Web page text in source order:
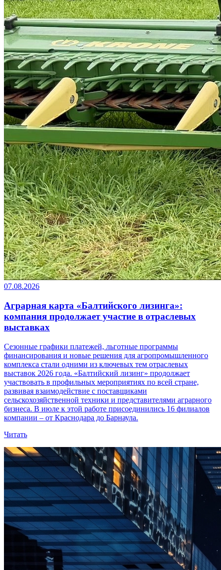
07.08.2026
Аграрная карта «Балтийского лизинга»:
компания продолжает участие в отраслевых
выставках
Сезонные графики платежей, льготные программы
финансирования и новые решения для агропромышленного
комплекса стали одними из ключевых тем отраслевых
выставок 2026 года. «Балтийский лизинг» продолжает
участвовать в профильных мероприятиях по всей стране,
развивая взаимодействие с поставщиками
сельскохозяйственной техники и представителями аграрного
бизнеса. В июле к этой работе присоединились 16 филиалов
компании – от Краснодара до Барнаула.
Читать